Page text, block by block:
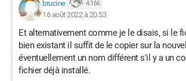
brucine 4 166
16 août 2022 à 20:53
Et alternativement comme je le disais, si le
bien existant il suffit de le copier sur la
éventuellement un nom différent s'il y a un
fichier déjà installé.